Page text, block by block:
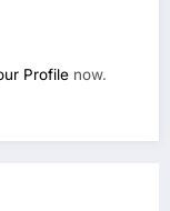
Profile now.